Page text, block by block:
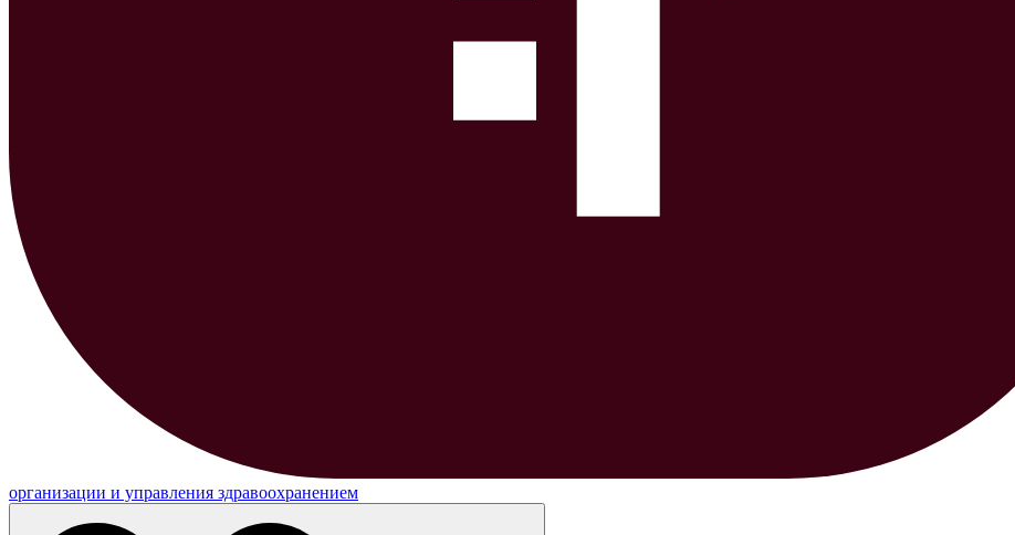
организации и управления здравоохранением